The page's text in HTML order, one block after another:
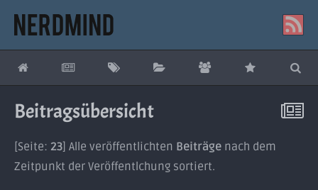
Beitragsübersicht
[Seite: 23] Alle veröffentlichten Beiträge nach dem
Zeitpunkt der Veröffentlchung sortiert.